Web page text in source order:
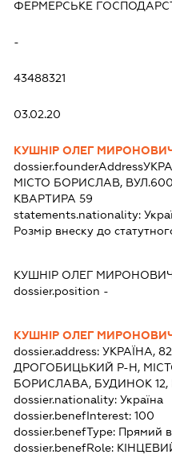
ФЕРМЕРСЬКЕ
-
43488321
03.02.20
КУШНІР ОЛЕГ
dossier.founderAddress
МІСТО БОРИСЛАВ,
КВАРТИРА 59
statements.nationality:
Розмір внеску до
КУШНІР ОЛЕГ
dossier.position -
КУШНІР ОЛЕГ
dossier.address: УКРАЇНА,
ДРОГОБИЦЬКИЙ Р-Н,
БОРИСЛАВА, БУДИНОК 12,
dossier.nationality: Україна
dossier.benefInterest: 100
dossier.benefType: Прямий
dossier.benefRole: